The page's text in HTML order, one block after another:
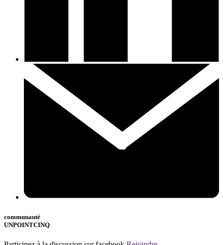
communauté
UNPOINTCINQ